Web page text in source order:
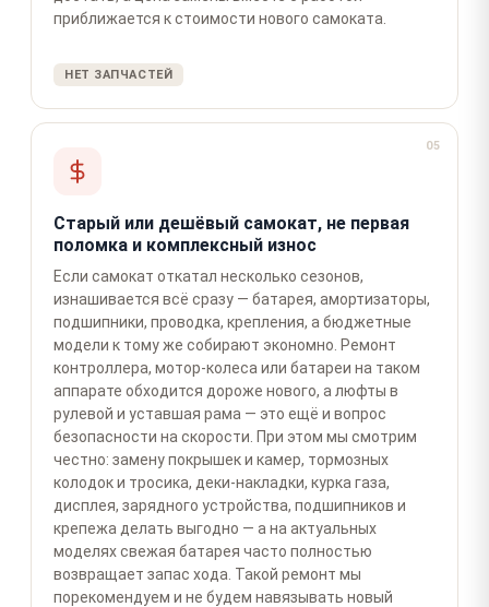
приближается к стоимости нового самоката.
НЕТ ЗАПЧАСТЕЙ
05
Старый или дешёвый самокат, не первая
поломка и комплексный износ
Если самокат откатал несколько сезонов,
изнашивается всё сразу — батарея, амортизаторы,
подшипники, проводка, крепления, а бюджетные
модели к тому же собирают экономно. Ремонт
контроллера, мотор-колеса или батареи на таком
аппарате обходится дороже нового, а люфты в
рулевой и уставшая рама — это ещё и вопрос
безопасности на скорости. При этом мы смотрим
честно: замену покрышек и камер, тормозных
колодок и тросика, деки-накладки, курка газа,
дисплея, зарядного устройства, подшипников и
крепежа делать выгодно — а на актуальных
моделях свежая батарея часто полностью
возвращает запас хода. Такой ремонт мы
порекомендуем и не будем навязывать новый